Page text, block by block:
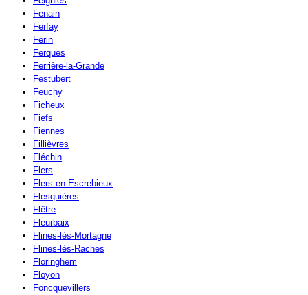
Fenain
Ferfay
Férin
Ferques
Ferrière-la-Grande
Festubert
Feuchy
Ficheux
Fiefs
Fiennes
Fillièvres
Fléchin
Flers
Flers-en-Escrebieux
Flesquières
Flêtre
Fleurbaix
Flines-lès-Mortagne
Flines-lès-Raches
Floringhem
Floyon
Foncquevillers